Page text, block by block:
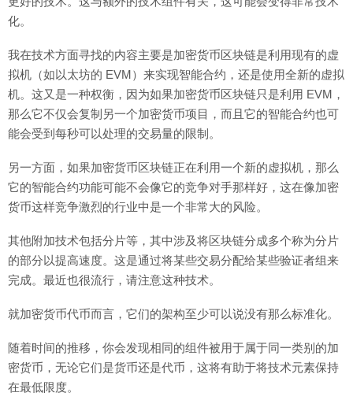
化。
我在技术方面寻找的内容主要是加密货币区块链是利用现有的虚
拟机（如以太坊的 EVM）来实现智能合约，还是使用全新的虚拟
机。这又是一种权衡，因为如果加密货币区块链只是利用 EVM，
那么它不仅会复制另一个加密货币项目，而且它的智能合约也可
能会受到每秒可以处理的交易量的限制。
另一方面，如果加密货币区块链正在利用一个新的虚拟机，那么
它的智能合约功能可能不会像它的竞争对手那样好，这在像加密
货币这样竞争激烈的行业中是一个非常大的风险。
其他附加技术包括分片等，其中涉及将区块链分成多个称为分片
的部分以提高速度。这是通过将某些交易分配给某些验证者组来
完成。最近也很流行，请注意这种技术。
就加密货币代币而言，它们的架构至少可以说没有那么标准化。
随着时间的推移，你会发现相同的组件被用于属于同一类别的加
密货币，无论它们是货币还是代币，这将有助于将技术元素保持
在最低限度。